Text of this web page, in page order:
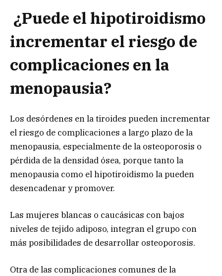
¿Puede el hipotiroidismo
incrementar el riesgo de
complicaciones en la
menopausia?
Los desórdenes en la tiroides pueden incrementar
el riesgo de complicaciones a largo plazo de la
menopausia, especialmente de la osteoporosis o
pérdida de la densidad ósea, porque tanto la
menopausia como el hipotiroidismo la pueden
desencadenar y promover.
Las mujeres blancas o caucásicas con bajos
niveles de tejido adiposo, integran el grupo con
más posibilidades de desarrollar osteoporosis.
Otra de las complicaciones comunes de la